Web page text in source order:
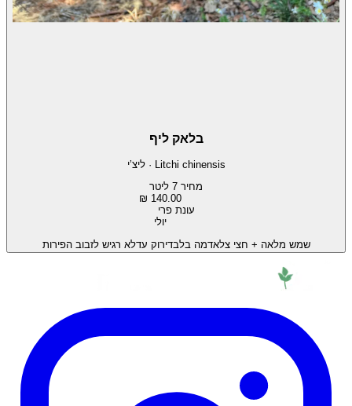
בלאק ליף
Litchi chinensis
·ליצ’י
מחיר 7 ליטר
140.00 ₪
עונת פרי
יולי
שמש מלאה + חצי צלאדמה בלבדירוק עדלא רגיש לזבוב הפירות